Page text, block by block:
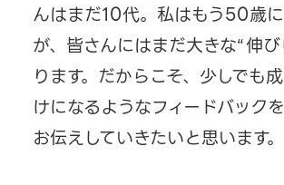
んはまだ10代。私はもう50歳
が、皆さんにはまだ大きな“伸
ります。だからこそ、少しでも
けになるようなフィードバック
お伝えしていきたいと思います。